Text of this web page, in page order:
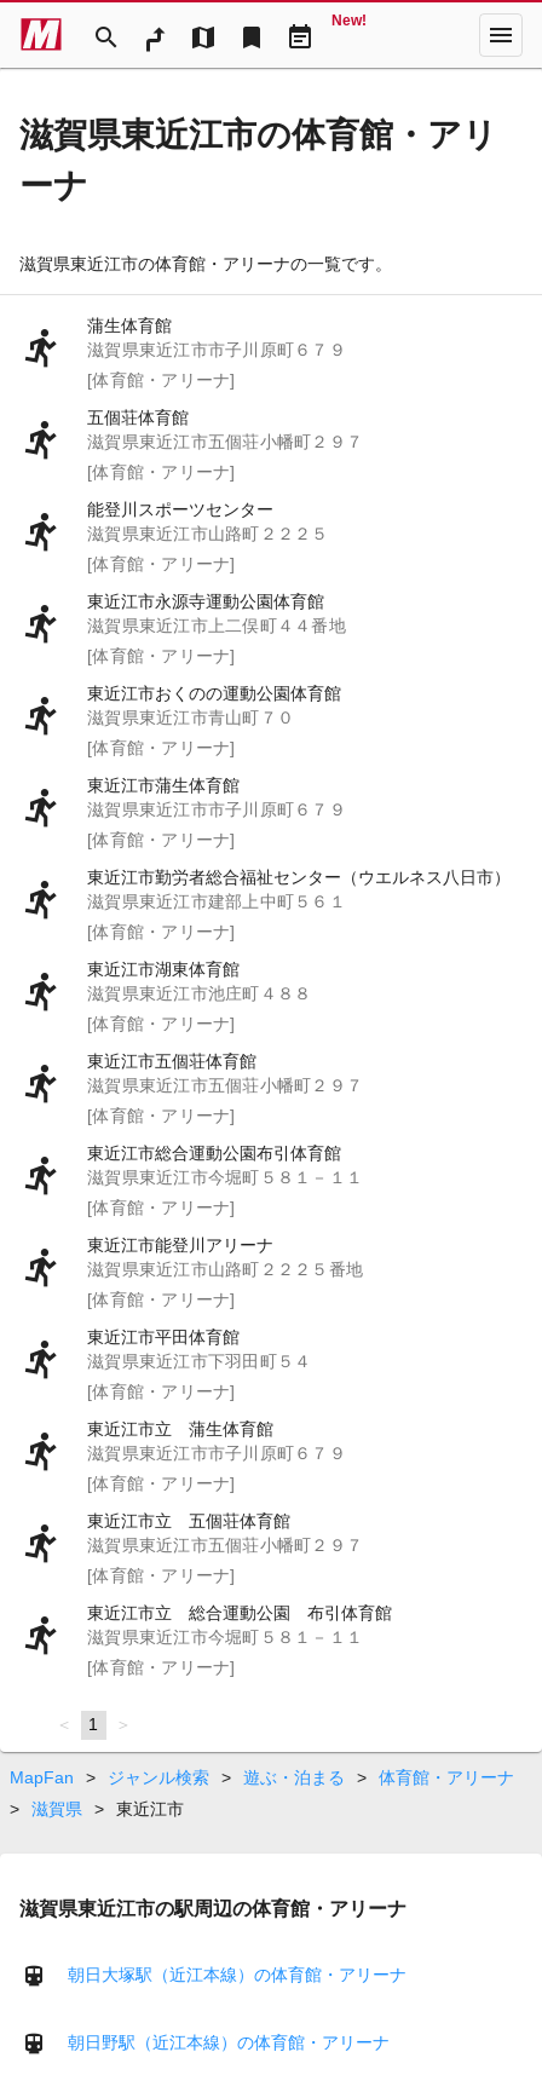
search map bookmark event_note
New! menu
滋賀県東近江市の体育館・アリ
ーナ
滋賀県東近江市の体育館・アリーナの一覧です。
蒲生体育館
滋賀県東近江市市子川原町６７９
[体育館・アリーナ]
五個荘体育館
滋賀県東近江市五個荘小幡町２９７
[体育館・アリーナ]
能登川スポーツセンター
滋賀県東近江市山路町２２２５
[体育館・アリーナ]
東近江市永源寺運動公園体育館
滋賀県東近江市上二俣町４４番地
[体育館・アリーナ]
東近江市おくのの運動公園体育館
滋賀県東近江市青山町７０
[体育館・アリーナ]
東近江市蒲生体育館
滋賀県東近江市市子川原町６７９
[体育館・アリーナ]
東近江市勤労者総合福祉センター（ウエルネス八日市）
滋賀県東近江市建部上中町５６１
[体育館・アリーナ]
東近江市湖東体育館
滋賀県東近江市池庄町４８８
[体育館・アリーナ]
東近江市五個荘体育館
滋賀県東近江市五個荘小幡町２９７
[体育館・アリーナ]
東近江市総合運動公園布引体育館
滋賀県東近江市今堀町５８１－１１
[体育館・アリーナ]
東近江市能登川アリーナ
滋賀県東近江市山路町２２２５番地
[体育館・アリーナ]
東近江市平田体育館
滋賀県東近江市下羽田町５４
[体育館・アリーナ]
東近江市立 蒲生体育館
滋賀県東近江市市子川原町６７９
[体育館・アリーナ]
東近江市立 五個荘体育館
滋賀県東近江市五個荘小幡町２９７
[体育館・アリーナ]
東近江市立 総合運動公園 布引体育館
滋賀県東近江市今堀町５８１－１１
[体育館・アリーナ]
page
You're
on
page
1 page
MapFan > ジャンル検索 > 遊ぶ・泊まる >
体育館・アリーナ
>
滋賀県 > 東近江市
滋賀県東近江市の駅周辺の体育館・アリーナ
朝日大塚駅（近江本線）の体育館・アリーナ
朝日野駅（近江本線）の体育館・アリーナ